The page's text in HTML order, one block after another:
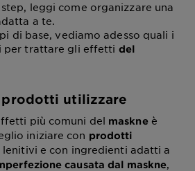
leggi come organizzare una
a te.
di base, vediamo adesso quali i
trattare gli effetti del
prodotti utilizzare
più comuni del maskneè
iniziare con prodotti
lenitivi e con ingredienti adatti a
causata dal maskne,